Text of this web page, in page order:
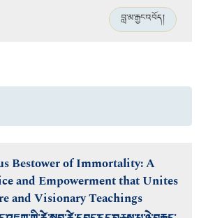
བླ་མ་རྒྱང་འབོད།
Bestower of Immortality: A
and Empowerment that Unites
and Visionary Teachings